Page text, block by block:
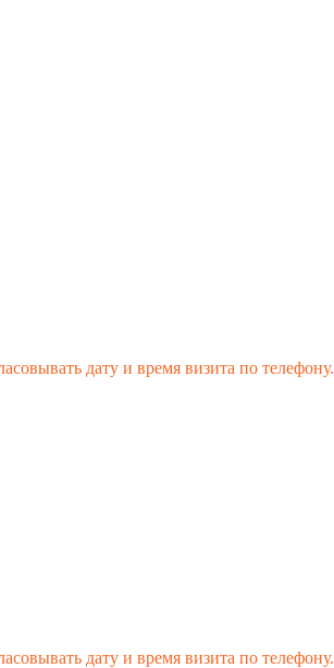
дату и время визита по телефону.
дату и время визита по телефону.